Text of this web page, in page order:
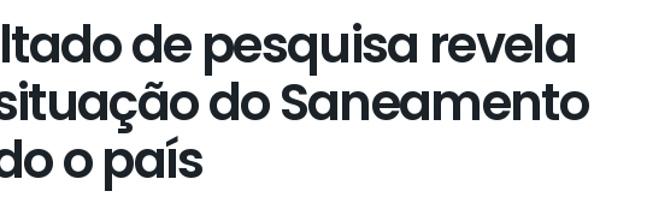
de pesquisa revela
do Saneamento
o país